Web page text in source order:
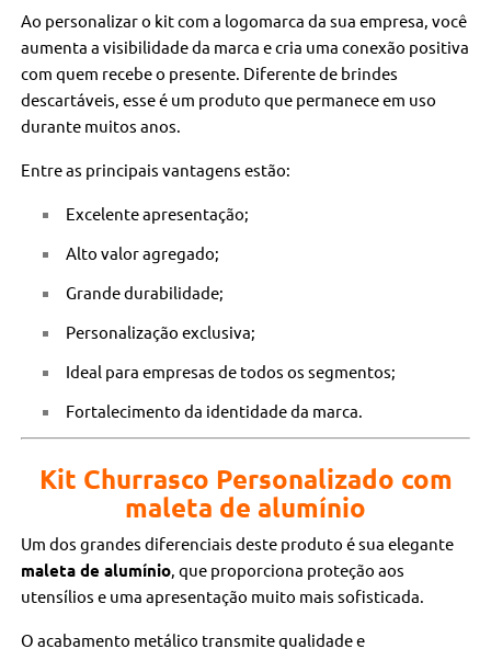
Ao personalizar o kit com a logomarca da sua empresa, você
aumenta a visibilidade da marca e cria uma conexão positiva
com quem recebe o presente. Diferente de brindes
descartáveis, esse é um produto que permanece em uso
durante muitos anos.
Entre as principais vantagens estão:
Excelente apresentação;
Alto valor agregado;
Grande durabilidade;
Personalização exclusiva;
Ideal para empresas de todos os segmentos;
Fortalecimento da identidade da marca.
Kit Churrasco Personalizado com
maleta de alumínio
Um dos grandes diferenciais deste produto é sua elegante
maleta de alumínio, que proporciona proteção aos
utensílios e uma apresentação muito mais sofisticada.
O acabamento metálico transmite qualidade e